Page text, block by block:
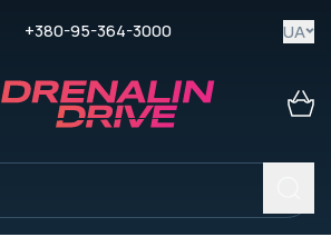
+380-95-364-3000 UA